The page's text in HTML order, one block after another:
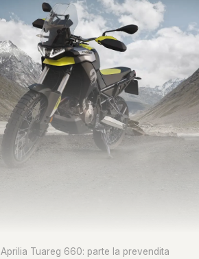
Aprilia Tuareg 660: parte la prevendita